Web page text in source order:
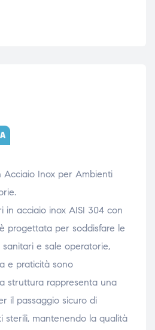
Acciaio Inox per Ambienti
in acciaio inox AISI 304 con
progettata per soddisfare le
e sale operatorie,
e praticità sono
struttura rappresenta una
il passaggio sicuro di
sterili, mantenendo la qualità